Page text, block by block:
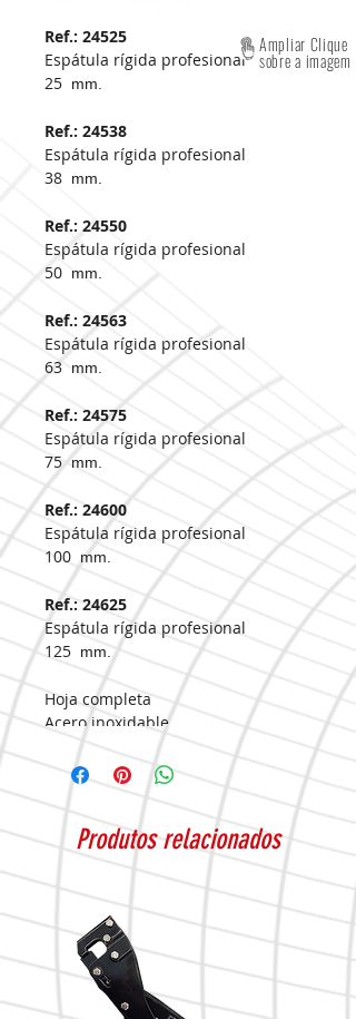
Ref.: 24525
Espátula rígida profesional
25 mm.
Ref.: 24538
Espátula rígida profesional
38 mm.
Ref.: 24550
Espátula rígida profesional
50 mm.
Ref.: 24563
Espátula rígida profesional
63 mm.
Ref.: 24575
Espátula rígida profesional
75mm.
Ref.: 24600
Espátula rígida profesional
100 mm.
Ref.: 24625
Espátula rígida profesional
125 mm.
Hoja completa
Acero inoxidable
COLOTOOL
Packaging.: 12
Ampliar Clique
sobre a imagem
Produtos relacionados